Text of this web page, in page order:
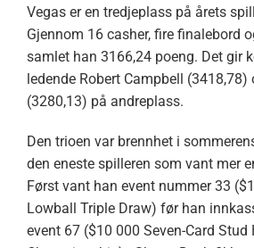
Vegas er en tredjeplass på årets
Gjennom 16 casher, fire finalebord
samlet han 3166,24 poeng. Det gir
ledende Robert Campbell (3418,78)
(3280,13) på andreplass.
Den trioen var brennhet i
den eneste spilleren som vant mer
Først vant han event nummer 33
Lowball Triple Draw) før han
event 67 ($10 000 Seven-Card Stud